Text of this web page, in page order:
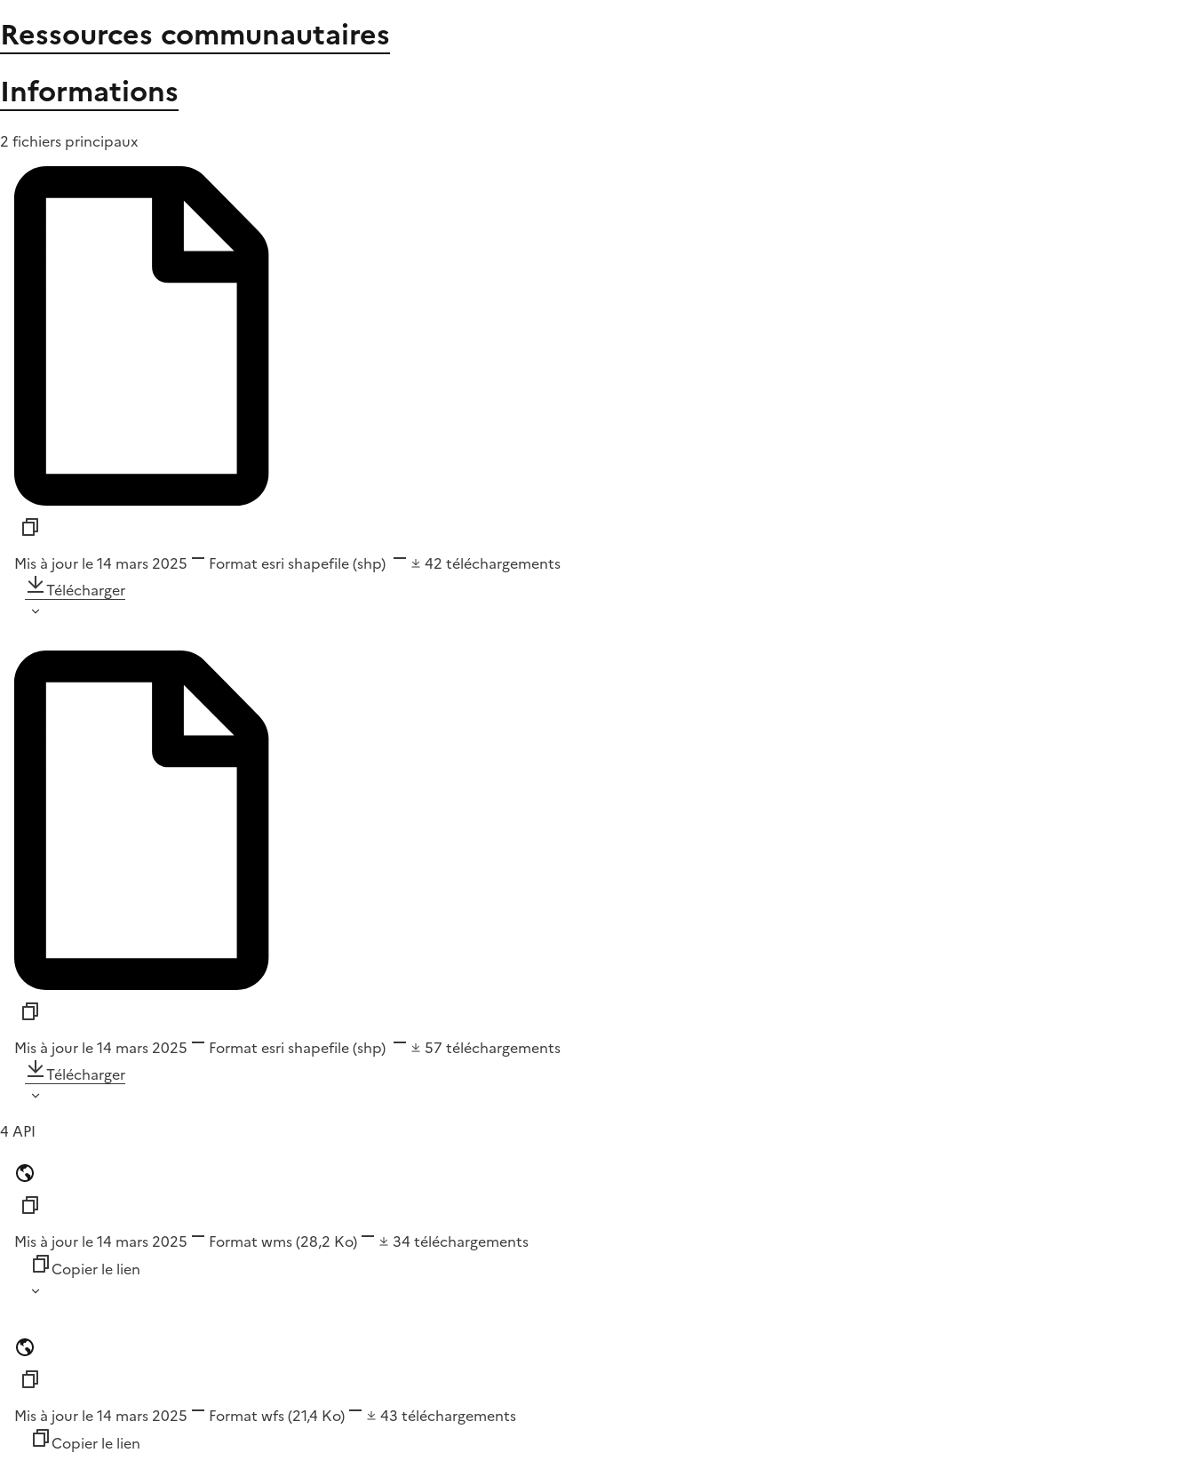
Ressources communautaires
Informations
2 fichiers principaux
Mis à jour le 14 mars 2025 Format esri shapefile (shp) 42 téléchargements
Télécharger
Mis à jour le 14 mars 2025 Format esri shapefile (shp) 57 téléchargements
Télécharger
4 API
Mis à jour le 14 mars 2025 Format wms(28,2 Ko) 34 téléchargements
Copier le lien
Mis à jour le 14 mars 2025 Format wfs(21,4 Ko) 43 téléchargements
Copier le lien